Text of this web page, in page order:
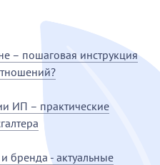
– пошаговая инструкция
ИП – практические
бренда - актуальные